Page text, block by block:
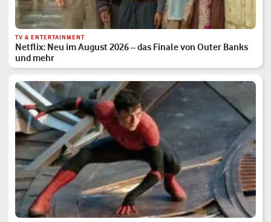
TV & ENTERTAINMENT
Netflix: Neu im August 2026 – das Finale von Outer Banks
und mehr